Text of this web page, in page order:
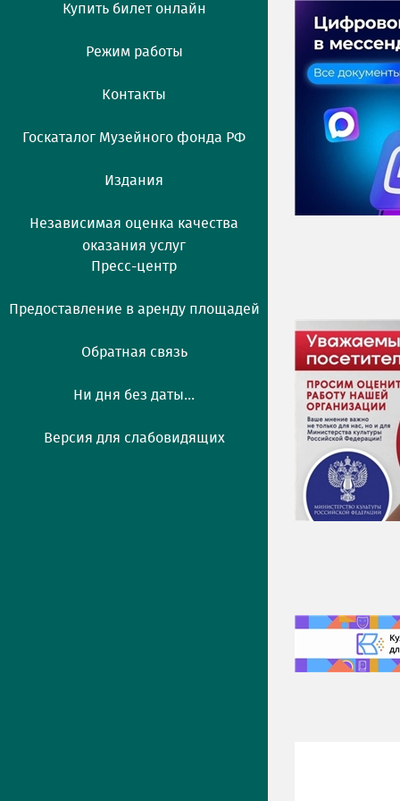
Купить билет онлайн
Режим работы
Контакты
Госкаталог Музейного фонда РФ
Издания
Независимая оценка качества
оказания услуг
Пресс-центр
Предоставление в аренду площадей
Обратная связь
Ни дня без даты...
Версия для слабовидящих